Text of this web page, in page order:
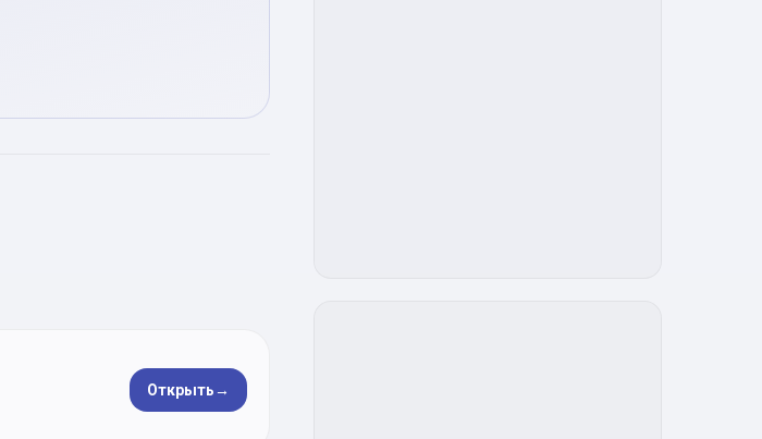
Открыть→